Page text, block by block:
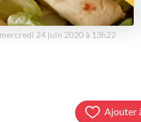
24 juin 2020 à 13h22
Ajouter